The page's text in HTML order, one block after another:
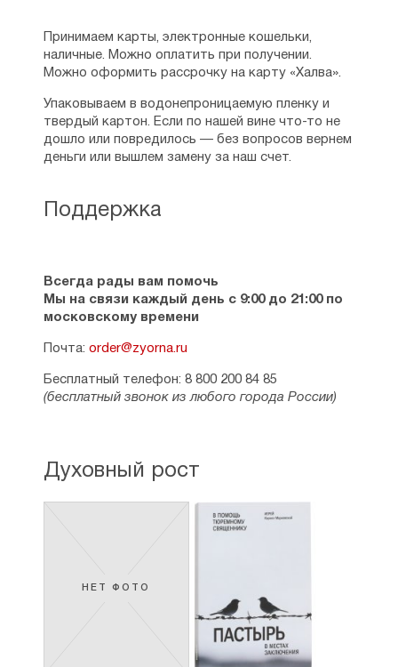
экономистов избавил Лимассольскую
епархию от долгов, а также сделал всё
бухгалтерию прозрачной для всех жителей
каждый мирянин мог узнать, сколько денег
было потрачено и на какие нужды. Также
каждый год третья часть всех доходов
митрополии передавалась
возобновились работы по возрождению
В 2008 году митрополит Афанасий посетил
Москву в составе миссии под
руководством архиепископа Хризостома II.
нашей страны, почтив своим присутствием
Православной Церкви, которое прошло
в Московской духовной академии.
из авторитетнейших архиереев Кипрской
Поддержка
Всегда рады вам помочь
Мы на связи каждый день с 9:00 до 21:00 по
московскому времени
Почта: order@zyorna.ru
Бесплатный телефон: 8 800 200 84 85
(бесплатный звонок из любого города России)
Принимаем карты, электронные кошельки,
наличные. Можно оплатить при получении.
Можно оформить рассрочку на карту «Халва».
Упаковываем в водонепроницаемую пленку и
твердый картон. Если по нашей вине что-то не
дошло или повредилось — без вопросов вернем
деньги или вышлем замену за наш счет.
Духовный рост
НЕТ ФОТО